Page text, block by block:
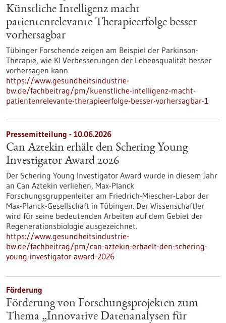
Künstliche Intelligenz macht
patientenrelevante Therapieerfolge besser
vorhersagbar
Tübinger Forschende zeigen am Beispiel der Parkinson-
Therapie, wie KI Verbesserungen der Lebensqualität besser
vorhersagen kann
https://www.gesundheitsindustrie-
bw.de/fachbeitrag/pm/kuenstliche-intelligenz-macht-
patientenrelevante-therapieerfolge-besser-vorhersagbar-1
Pressemitteilung - 10.06.2026
Can Aztekin erhält den Schering Young
Investigator Award 2026
Der Schering Young Investigator Award wurde in diesem Jahr
an Can Aztekin verliehen, Max-Planck
Forschungsgruppenleiter am Friedrich-Miescher-Labor der
Max-Planck-Gesellschaft in Tübingen. Der Wissenschaftler
wird für seine bedeutenden Arbeiten auf dem Gebiet der
Regenerationsbiologie ausgezeichnet.
https://www.gesundheitsindustrie-
bw.de/fachbeitrag/pm/can-aztekin-erhaelt-den-schering-
young-investigator-award-2026
Förderung
Förderung von Forschungsprojekten zum
Thema „Innovative Datenanalysen für